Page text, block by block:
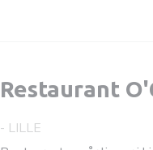
Restaurant
- LILLE